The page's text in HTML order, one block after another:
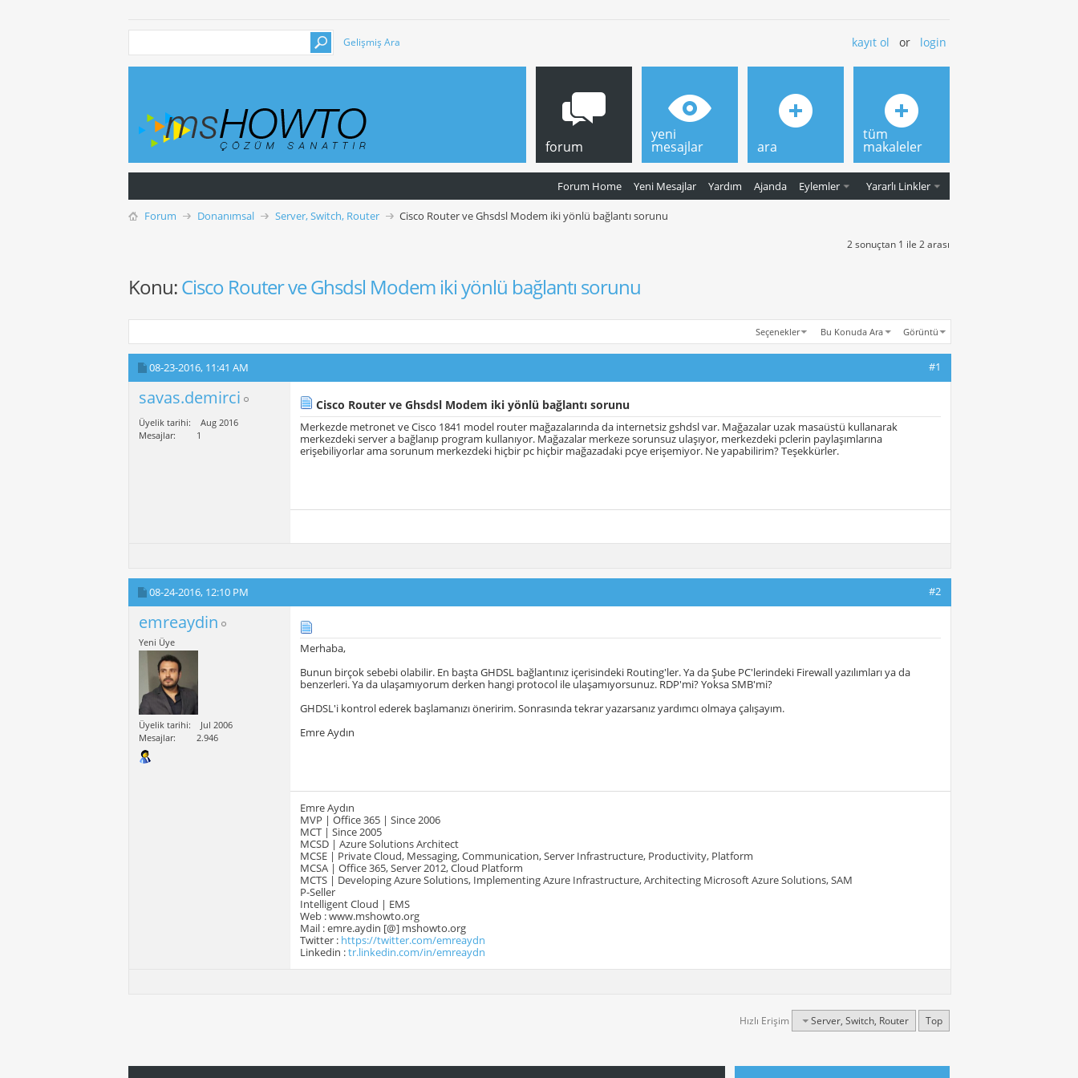
Gelişmiş Ara kayıt ol or login
forum
Forum Home Yeni Mesajlar Yardım Ajanda Eylemler Yararlı Linkler
yeni
mesajlar ara
tüm
makaleler
Forum Donanımsal Server, Switch, Router Cisco Router ve Ghsdsl Modem iki yönlü bağlantı sorunu
2 sonuçtan 1 ile 2 arası
Konu:Cisco Router ve Ghsdsl Modem iki yönlü bağlantı sorunu
Seçenekler Bu Konuda Ara Görüntü
08-23-2016, 11:41 AM #1
savas.demirci
Üyelik tarihi
Aug 2016
Mesajlar
1
Cisco Router ve Ghsdsl Modem iki yönlü bağlantı sorunu
Merkezde metronet ve Cisco 1841 model router mağazalarında da internetsiz gshdsl var. Mağazalar uzak masaüstü kullanarak
merkezdeki server a bağlanıp program kullanıyor. Mağazalar merkeze sorunsuz ulaşıyor, merkezdeki pclerin paylaşımlarına
erişebiliyorlar ama sorunum merkezdeki hiçbir pc hiçbir mağazadaki pcye erişemiyor. Ne yapabilirim? Teşekkürler.
08-24-2016, 12:10 PM #2
emreaydin
Yeni Üye
Üyelik tarihi
Jul 2006
Mesajlar
2.946
Merhaba,
Bunun birçok sebebi olabilir. En başta GHDSL bağlantınız içerisindeki Routing'ler. Ya da Şube PC'lerindeki Firewall yazılımları ya da
benzerleri. Ya da ulaşamıyorum derken hangi protocol ile ulaşamıyorsunuz. RDP'mi? Yoksa SMB'mi?
GHDSL'i kontrol ederek başlamanızı öneririm. Sonrasında tekrar yazarsanız yardımcı olmaya çalışayım.
Emre Aydın
Emre Aydın
MVP | Office 365 | Since 2006
MCT | Since 2005
MCSD | Azure Solutions Architect
MCSE | Private Cloud, Messaging, Communication, Server Infrastructure, Productivity, Platform
MCSA | Office 365, Server 2012, Cloud Platform
MCTS | Developing Azure Solutions, Implementing Azure Infrastructure, Architecting Microsoft Azure Solutions, SAM
P-Seller
Intelligent Cloud | EMS
Web : www.mshowto.org
Mail : emre.aydin [@] mshowto.org
Twitter : https://twitter.com/emreaydn
Linkedin :tr.linkedin.com/in/emreaydn
Hızlı Erişim Server, Switch, Router Top